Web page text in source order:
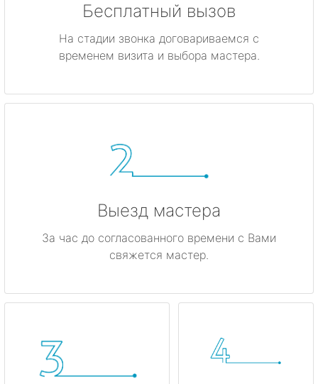
Бесплатный вызов
На стадии звонка договариваемся с
временем визита и выбора мастера.
Выезд мастера
За час до согласованного времени с Вами
свяжется мастер.